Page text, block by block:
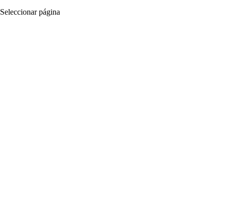
Seleccionar página